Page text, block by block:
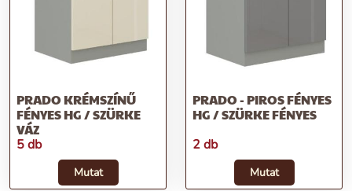
PRADO KRÉMSZÍNŰ
FÉNYES HG / SZÜRKE
VÁZ
5 db
Mutat
PRADO - PIROS FÉNYES
HG / SZÜRKE FÉNYES
2 db
Mutat